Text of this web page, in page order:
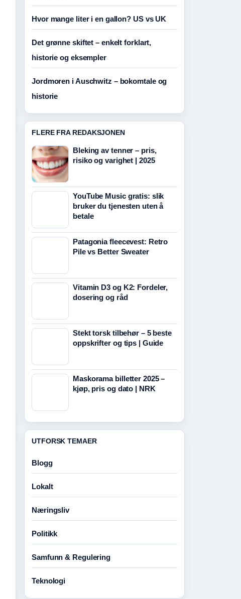
Hvor mange liter i en gallon? US vs UK
Det grønne skiftet – enkelt forklart,
historie og eksempler
Jordmoren i Auschwitz – bokomtale og
historie
FLERE FRA REDAKSJONEN
Bleking av tenner – pris,
risiko og varighet | 2025
YouTube Music gratis: slik
bruker du tjenesten uten å
betale
Patagonia fleecevest: Retro
Pile vs Better Sweater
Vitamin D3 og K2: Fordeler,
dosering og råd
Stekt torsk tilbehør – 5 beste
oppskrifter og tips | Guide
Maskorama billetter 2025 –
kjøp, pris og dato | NRK
UTFORSK TEMAER
Blogg
Lokalt
Næringsliv
Politikk
Samfunn & Regulering
Teknologi